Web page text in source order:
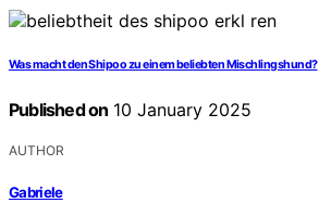
Was macht den Shipoo zu einem beliebten Mischlingshund?
Published on 10 January 2025
AUTHOR
Gabriele